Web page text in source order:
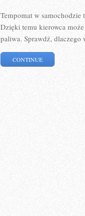
Tempomat w
Dzięki temu kierowca
paliwa. Sprawdź, dlaczego
CONTINUE